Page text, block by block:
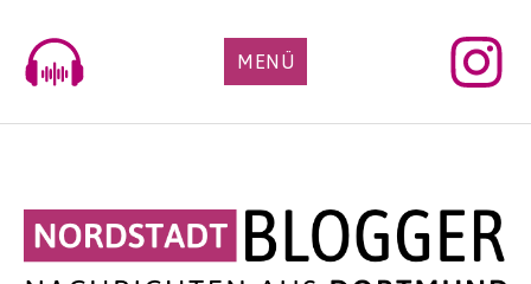
content
MENÜ